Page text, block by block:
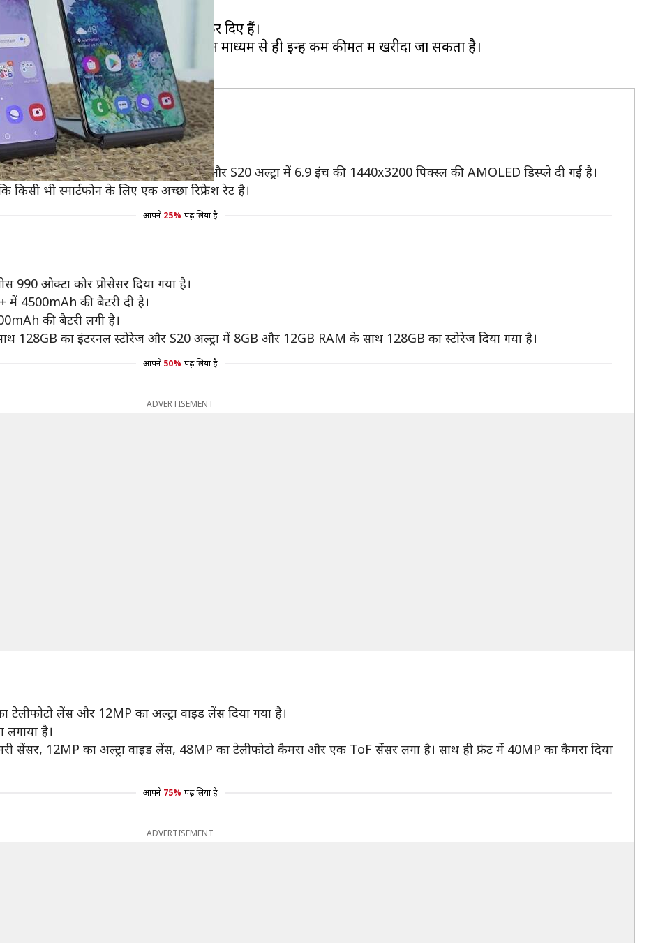
वाली है।
S20+ और S20 अल्ट्रा के दाम कम कर दिए हैं।
हुए हैं। इसका मतलब केवल ऑफलाइन माध्यम से ही इन्हें कम कीमत में खरीदा जा सकता है।
रीडर दिया गया है।
की स्क्रीन, S20+ में 6.7 इंच की डिस्प्ले और S20 अल्ट्रा में 6.9 इंच की 1440x3200 पिक्स्ल की AMOLED डिस्प्ले दी गई है।
किसी भी स्मार्टफोन के लिए एक अच्छा रिफ्रेश रेट है।
आपने 25% पढ़ लिया है
990 ओक्टा कोर प्रोसेसर दिया गया है।
4500mAh की बैटरी दी है।
की बैटरी लगी है।
128GB का इंटरनल स्टोरेज और S20 अल्ट्रा में 8GB और 12GB RAM के साथ 128GB का स्टोरेज दिया गया है।
आपने 50% पढ़ लिया है
ADVERTISEMENT
लेंस और 12MP का अल्ट्रा वाइड लेंस दिया गया है।
है।
सेंसर, 12MP का अल्ट्रा वाइड लेंस, 48MP का टेलीफोटो कैमरा और एक ToF सेंसर लगा है। साथ ही फ्रंट में 40MP का कैमरा दिया
आपने 75% पढ़ लिया है
ADVERTISEMENT